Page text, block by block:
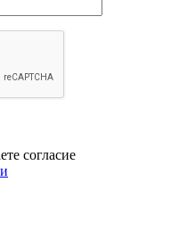
согласие